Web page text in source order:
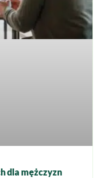
dla mężczyzn